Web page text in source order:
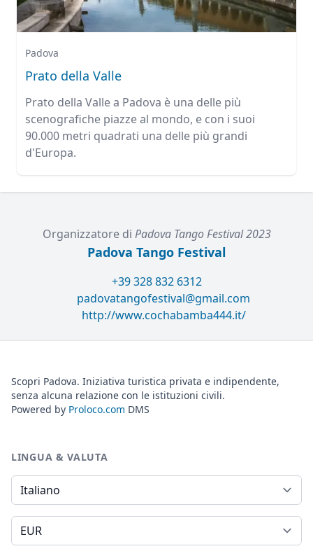
Padova
Prato della Valle
Prato della Valle a Padova è una delle più
scenografiche piazze al mondo, e con i suoi
90.000 metri quadrati una delle più grandi
d'Europa.
Organizzatore di Padova Tango Festival 2023
Padova Tango Festival
+39 328 832 6312
padovatangofestival@gmail.com
http://www.cochabamba444.it/
Scopri Padova. Iniziativa turistica privata e indipendente,
senza alcuna relazione con le istituzioni civili.
Powered by Proloco.com DMS
LINGUA & VALUTA
Lingua
Valuta